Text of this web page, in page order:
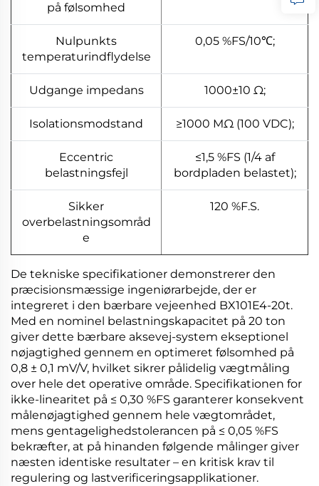
på følsomhed
Nulpunkts
temperaturindflydelse
0,05 %FS/10℃;
Udgange impedans 1000±10 Ω;
Isolationsmodstand ≥1000 MΩ (100 VDC);
Eccentric
belastningsfejl
≤1,5 %FS (1/4 af
bordpladen belastet);
Sikker
overbelastningsområd
e
120 %F.S.
De tekniske specifikationer demonstrerer den
præcisionsmæssige ingeniørarbejde, der er
integreret i den bærbare vejeenhed BX101E4-20t.
Med en nominel belastningskapacitet på 20 ton
giver dette bærbare aksevej-system ekseptionel
nøjagtighed gennem en optimeret følsomhed på
0,8 ± 0,1 mV/V, hvilket sikrer pålidelig vægtmåling
over hele det operative område. Specifikationen for
ikke-linearitet på ≤ 0,30 %FS garanterer konsekvent
målenøjagtighed gennem hele vægtområdet,
mens gentagelighedstolerancen på ≤ 0,05 %FS
bekræfter, at på hinanden følgende målinger giver
næsten identiske resultater – en kritisk krav til
regulering og lastverificeringsapplikationer.